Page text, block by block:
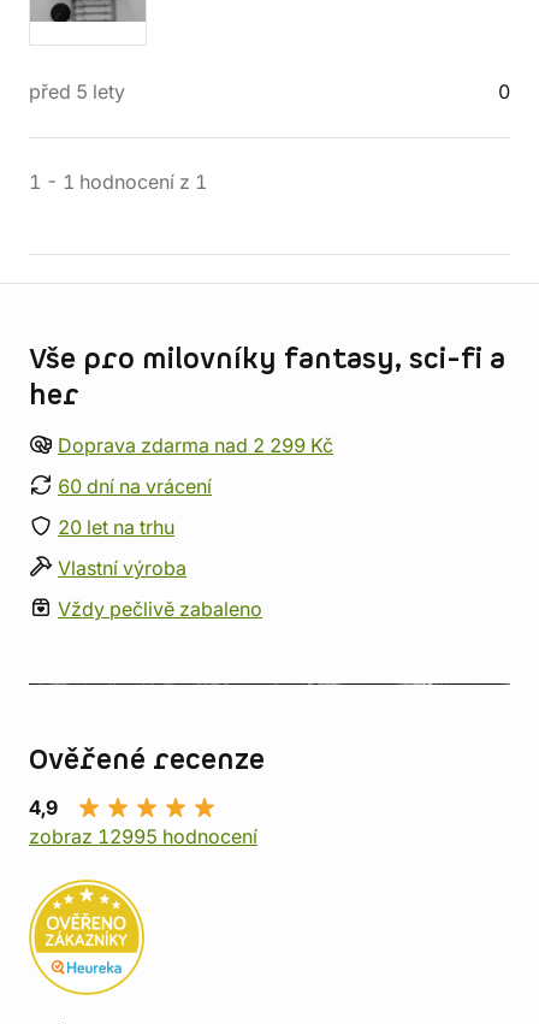
před 5 lety 0
1 - 1 hodnocení z 1
Vše pro milovníky fantasy, sci-fi a
her
Doprava zdarma nad 2 299 Kč
60 dní na vrácení
20 let na trhu
Vlastní výroba
Vždy pečlivě zabaleno
Ověřené recenze
4,9
zobraz 12995 hodnocení